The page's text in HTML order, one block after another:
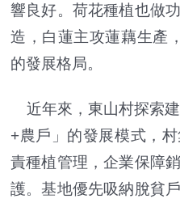
響良好。荷花種植也做
造，白蓮主攻蓮藕生產
的發展格局。
近年來，東山村探索
+農戶」的發展模式，
責種植管理，企業保障
護。基地優先吸納脫貧